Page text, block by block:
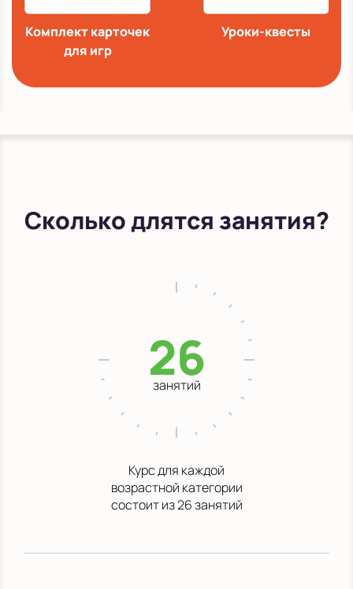
Уроки-квесты
Комплект карточек
для игр
Сколько длятся занятия?
26
занятий
Курс для каждой
возрастной категории
состоит из 26 занятий